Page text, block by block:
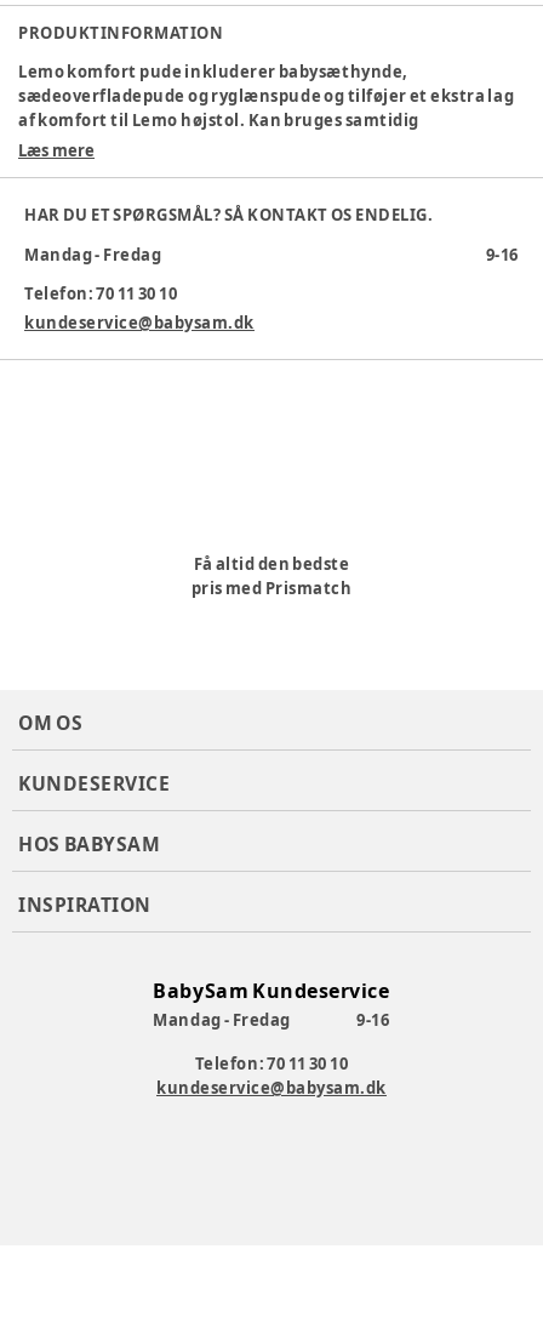
PRODUKTINFORMATION
Lemo komfort pude inkluderer babysæthynde,
sædeoverfladepude og ryglænspude og tilføjer et ekstra lag
af komfort til Lemo højstol. Kan bruges samtidig
med babysættet, og uden.
Farve:Blå
Producent:Cybex GmBH, Riedingerstra�e 18, 95448
Produktionsland:
Varenummer:365566
Læs mere
HAR DU ET SPØRGSMÅL? SÅ KONTAKT OS ENDELIG.
Mandag - Fredag
9-16
Telefon: 70 11 30 10
kundeservice@babysam.dk
Få altid den bedste
pris med Prismatch
OM OS
KUNDESERVICE
HOS BABYSAM
INSPIRATION
BabySam Kundeservice
Mandag - Fredag
9-16
Telefon: 70 11 30 10
kundeservice@babysam.dk